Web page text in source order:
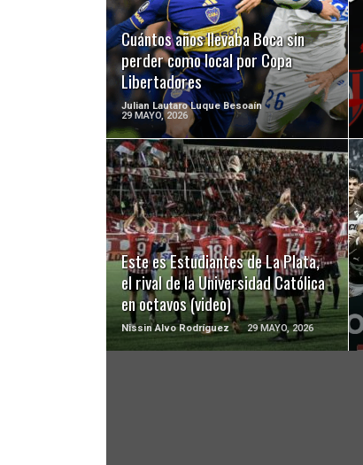
Cuántos años llevaba Boca sin
perder como local por Copa
Libertadores
Julian Lautaro Luque Besoaín
29 MAYO, 2026
LEER MÁS
Este es Estudiantes de La Plata,
el rival de la Universidad Católica
en octavos (video)
Nissin Alvo Rodríguez 29 MAYO, 2026
LEER MÁS